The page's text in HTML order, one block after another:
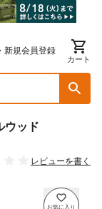
新規会員登録
カート
ウッド
レビューを書く